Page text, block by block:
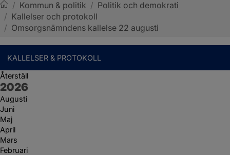
Sotenäs kommun
/ Kommun & politik / Politik och demokrati
/ Kallelser och protokoll
/ Omsorgsnämndens kallelse 22 augusti
KALLELSER & PROTOKOLL
Återställ
År:
2026
Augusti
Juni
Maj
April
Mars
Februari